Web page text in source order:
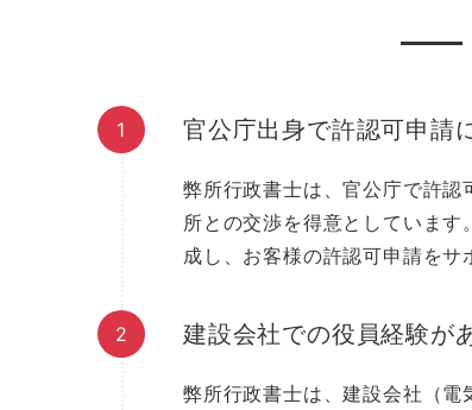
官公庁出身で許認可申請
弊所行政書士は、官公庁で許
所との交渉を得意としていま
成し、お客様の許認可申請をサ
建設会社での役員経験が
弊所行政書士は、建設会社（